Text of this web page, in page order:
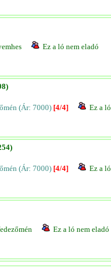
Ez a ló nem eladó
(Ár: 7000) [4/4] Ez a
(Ár: 7000) [4/4] Ez a
Ez a ló nem eladó